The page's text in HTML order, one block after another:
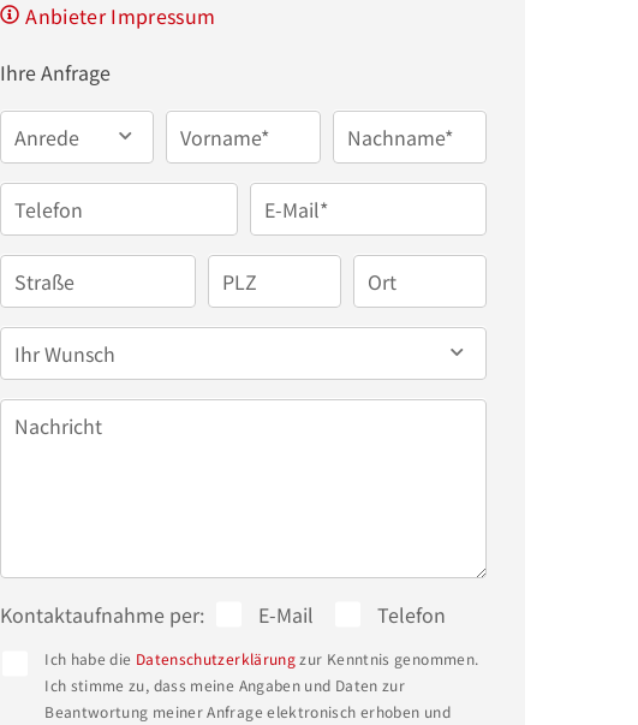
Anbieter Impressum
Ihre Anfrage
Anrede Vorname* Nachname*
Telefon E-Mail*
Straße PLZ Ort
Ihr Wunsch
Nachricht
Kontaktaufnahme per: E-Mail Telefon
Ich habe die Datenschutzerklärung zur Kenntnis genommen.
Ich stimme zu, dass meine Angaben und Daten zur
Beantwortung meiner Anfrage elektronisch erhoben und